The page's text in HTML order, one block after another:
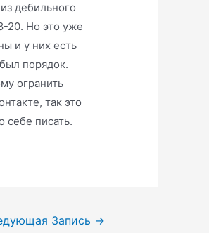
дебильного
20. Но это уже
и у них есть
порядок.
огранить
так это
себе писать.
Запись →